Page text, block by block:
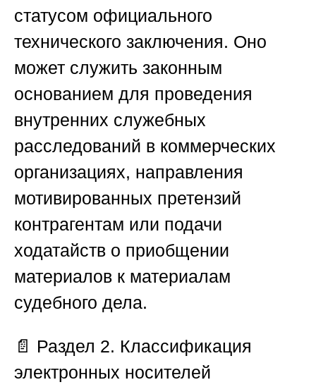
статусом официального
технического заключения. Оно
может служить законным
основанием для проведения
внутренних служебных
расследований в коммерческих
организациях, направления
мотивированных претензий
контрагентам или подачи
ходатайств о приобщении
материалов к материалам
судебного дела.
📄 Раздел 2. Классификация
электронных носителей